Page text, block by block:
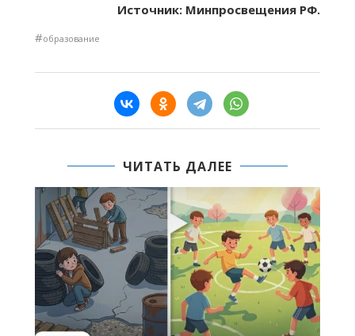
Источник: Минпросвещения РФ.
#образование
ЧИТАТЬ ДАЛЕЕ